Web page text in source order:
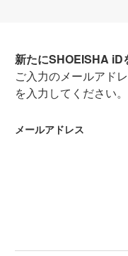
新たにSHOEISHA iD
ご入力のメールアド
を入力してください。
メールアドレス